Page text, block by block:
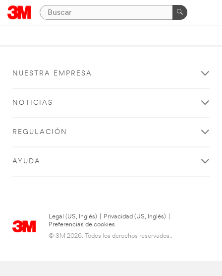
NUESTRA EMPRESA
NOTICIAS
REGULACIÓN
AYUDA
Legal (US, Inglés) Privacidad (US, Inglés)
Preferencias de cookies
© 3M 2026. Todos los derechos reservados..